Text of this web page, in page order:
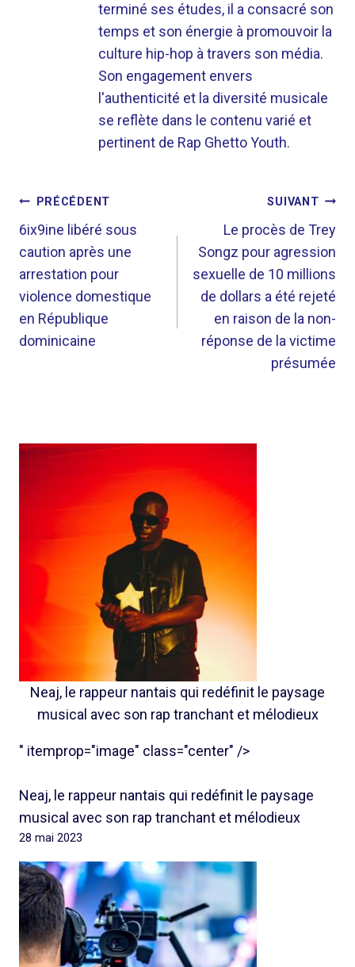
terminé ses études, il a consacré son
temps et son énergie à promouvoir la
culture hip-hop à travers son média.
Son engagement envers
l'authenticité et la diversité musicale
se reflète dans le contenu varié et
pertinent de Rap Ghetto Youth.
NAVIGATION
DE
L’ARTICLE
PRÉCÉDENT
6ix9ine libéré sous
caution après une
arrestation pour
violence domestique
en République
dominicaine
SUIVANT
Le procès de Trey
Songz pour agression
sexuelle de 10 millions
de dollars a été rejeté
en raison de la non-
réponse de la victime
présumée
Neaj, le rappeur nantais qui redéfinit le paysage
musical avec son rap tranchant et mélodieux
" itemprop="image" class="center" />
Neaj, le rappeur nantais qui redéfinit le paysage
musical avec son rap tranchant et mélodieux
28 mai 2023